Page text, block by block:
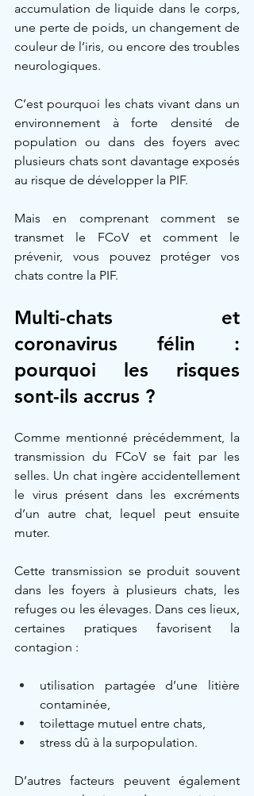
accumulation de liquide dans le corps,
une perte de poids, un changement de
couleur de l’iris, ou encore des troubles
neurologiques.
C’est pourquoi les chats vivant dans un
environnement à forte densité de
population ou dans des foyers avec
plusieurs chats sont davantage exposés
au risque de développer la PIF.
Mais en comprenant comment se
transmet le FCoV et comment le
prévenir, vous pouvez protéger vos
chats contre la PIF.
Multi-chats et
coronavirus félin :
pourquoi les risques
sont-ils accrus ?
Comme mentionné précédemment, la
transmission du FCoV se fait par les
selles. Un chat ingère accidentellement
le virus présent dans les excréments
d’un autre chat, lequel peut ensuite
muter.
Cette transmission se produit souvent
dans les foyers à plusieurs chats, les
refuges ou les élevages. Dans ces lieux,
certaines pratiques favorisent la
contagion :
utilisation partagée d’une litière
contaminée,
toilettage mutuel entre chats,
stress dû à la surpopulation.
D’autres facteurs peuvent également